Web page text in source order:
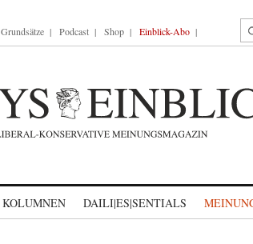
Grundsätze Podcast Shop Einblick-Abo
KOLUMNEN DAILI|ES|SENTIALS